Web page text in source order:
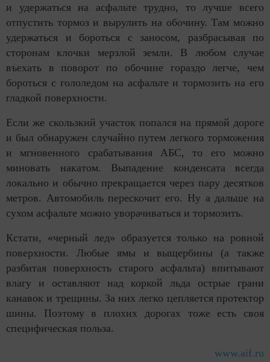
и удержаться на асфальте трудно, то лучше всего
отпустить тормоз и вырулить на обочину. Там можно
удержаться и бороться с заносом, разбрасывая по
сторонам клочки мерзлой земли. В любом случае
въехать в поворот по обочине гораздо легче, чем
бороться с гололедом на асфальте и тормозить на его
гладкой поверхности.
Если же скользкий участок попался на прямой дороге
и был обнаружен случайно путем легкого торможения
и мгновенного срабатывания АБС, то его можно
миновать накатом. Выпадение конденсата всегда
локально и обычно прекращается через пару десятков
метров. Автомобиль перескочит его. Ну а дальше на
сухом асфальте можно уворачиваться и тормозить.
Кстати, «черный лед» образуется только на ровной
поверхности. Любые ямы и выщербины (а также
разбитая поверхность старого асфальта) впитывают
влагу и оставляют над коркой льда острые грани
канавок и трещины. За них легко цепляется протектор
шины. Поэтому в плохих дорогах тоже есть своя
специфическая польза.
www.aif.ru